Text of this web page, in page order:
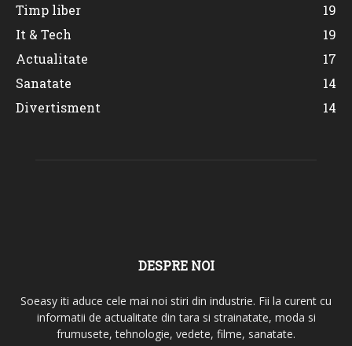
Timp liber
19
It & Tech
19
Actualitate
17
Sanatate
14
Divertisment
14
DESPRE NOI
Soeasy iti aduce cele mai noi stiri din industrie. Fii la curent cu
informatii de actualitate din tara si strainatate, moda si
frumusete, tehnologie, vedete, filme, sanatate.